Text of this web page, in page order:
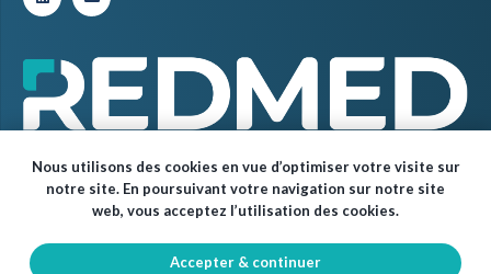
© Red Med 2024 – Tous droits réservés.
Nous utilisons des cookies en vue d’optimiser votre visite sur
notre site. En poursuivant votre navigation sur notre site
web, vous acceptez l’utilisation des cookies.
Accepter & continuer